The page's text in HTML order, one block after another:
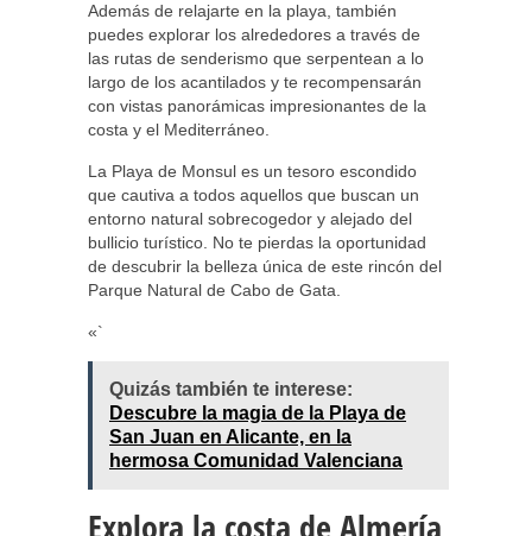
Además de relajarte en la playa, también
puedes explorar los alrededores a través de
las rutas de senderismo que serpentean a lo
largo de los acantilados y te recompensarán
con vistas panorámicas impresionantes de la
costa y el Mediterráneo.
La Playa de Monsul es un tesoro escondido
que cautiva a todos aquellos que buscan un
entorno natural sobrecogedor y alejado del
bullicio turístico. No te pierdas la oportunidad
de descubrir la belleza única de este rincón del
Parque Natural de Cabo de Gata.
«`
Quizás también te interese:
Descubre la magia de la Playa de
San Juan en Alicante, en la
hermosa Comunidad Valenciana
Explora la costa de Almería